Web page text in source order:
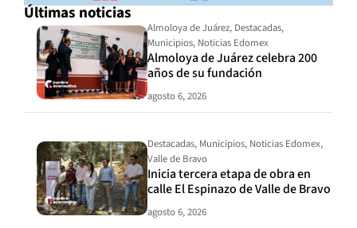
Últimas noticias
Almoloya de Juárez, Destacadas,
Municipios, Noticias Edomex
Almoloya de Juárez celebra 200
años de su fundación
agosto 6, 2026
Destacadas, Municipios, Noticias Edomex,
Valle de Bravo
Inicia tercera etapa de obra en
calle El Espinazo de Valle de Bravo
agosto 6, 2026